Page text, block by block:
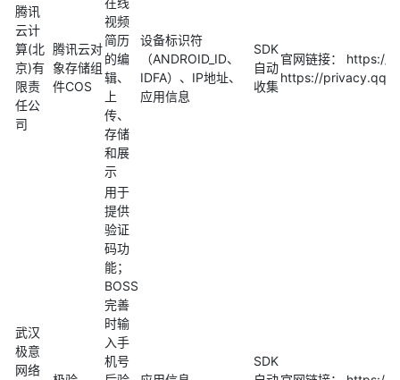
腾讯
云计
算(北
京)有
限责
任公
司
腾讯云对
象存储组
件COS
视频
简历
的编
辑、
上
传、
存储
和展
示
设备标识符
（ANDROID_ID、
IDFA）、IP地址、
应用信息
SDK
自动
收集
官网链接： https://
https://
武汉
极意
网络
用于
提供
验证
码功
能；
BOSS
完善
时输
入手
机号
SDK